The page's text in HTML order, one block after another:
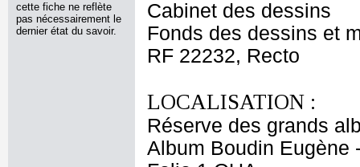
cette fiche ne reflète
pas nécessairement le
dernier état du savoir.
Cabinet des dessins
Fonds des dessins et
RF 22232, Recto
LOCALISATION :
Réserve des grands
Album Boudin Eugène